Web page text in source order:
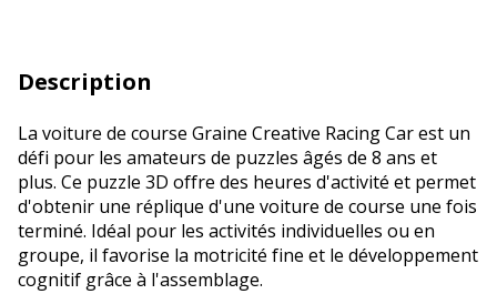
Description
La voiture de course Graine Creative Racing Car est un
défi pour les amateurs de puzzles âgés de 8 ans et
plus. Ce puzzle 3D offre des heures d'activité et permet
d'obtenir une réplique d'une voiture de course une fois
terminé. Idéal pour les activités individuelles ou en
groupe, il favorise la motricité fine et le développement
cognitif grâce à l'assemblage.